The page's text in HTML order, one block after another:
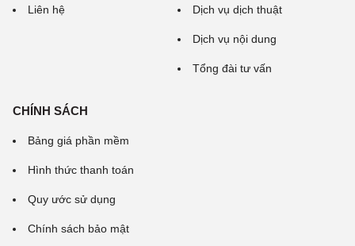
Liên hệ Dịch vụ dịch thuật
Dịch vụ nội dung
Tổng đài tư vấn
CHÍNH SÁCH
Bảng giá phần mềm
Hình thức thanh toán
Quy ước sử dụng
Chính sách bảo mật